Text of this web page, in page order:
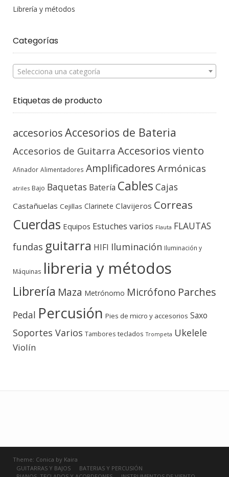
Librería y métodos
Categorías
Selecciona una categoría
Etiquetas de producto
accesoriosAccesorios de Bateria
Accesorios de Guitarra Accesorios viento
Afinador Alimentadores Amplificadores Armónicas
atriles Bajo Baquetas Batería Cables Cajas
Castañuelas Cejillas Clarinete Clavijeros Correas
Cuerdas Equipos Estuches varios Flauta FLAUTAS
fundas guitarra HIFI Iluminación Iluminación y
Máquinas libreria y métodos
Librería Maza Metrónomo Micrófono Parches
Pedal Percusión Pies de micro y accesorios Saxo
Soportes Varios Tambores teclados Trompeta Ukelele
Violín
Theme: Conica by Kaira
GUITARRAS Y BAJOS
BATERIAS Y PERCUSIÓN